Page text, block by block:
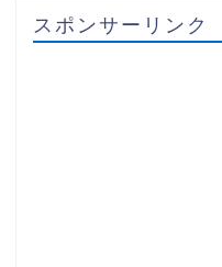
スポンサーリンク